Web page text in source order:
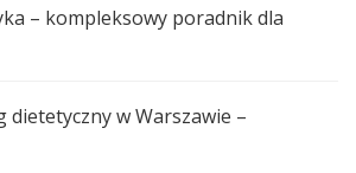
– kompleksowy poradnik dla
dietetyczny w Warszawie –